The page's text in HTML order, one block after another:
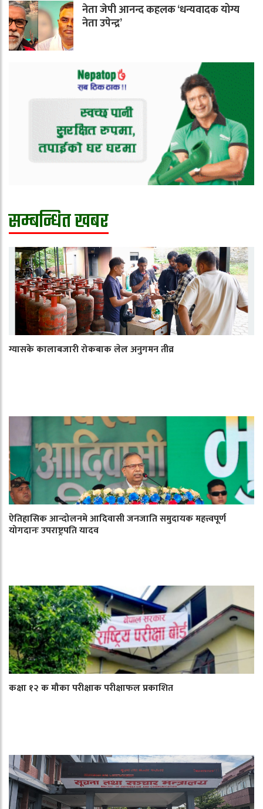
नेता जेपी आनन्द कहलक ‘धन्यवादक योग्य
नेता उपेन्द्र’
सम्बन्धित खबर
ग्यासके कालाबजारी रोकबाक लेल अनुगमन तीव्र
ऐतिहासिक आन्दोलनमे आदिवासी जनजाति समुदायक महत्त्वपूर्ण
योगदानः उपराष्ट्रपति यादव
कक्षा १२ क मौका परीक्षाक परीक्षाफल प्रकाशित